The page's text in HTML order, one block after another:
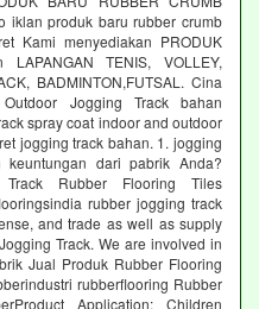
iklan produk baru rubber crumb
Kami menyediakan PRODUK
TENIS, VOLLEY,
BADMINTON,FUTSAL. Cina
Jogging Track bahan
spray coat indoor and outdoor
jogging track bahan. 1. jogging
dari pabrik Anda?
Rubber Flooring Tiles
rubber jogging track
and trade as well as supply
Track. We are involved in
Jual Produk Rubber Flooring
rubberflooring Rubber
Application: Children